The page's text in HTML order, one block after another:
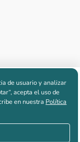
de usuario y analizar
acepta el uso de
en nuestra Política